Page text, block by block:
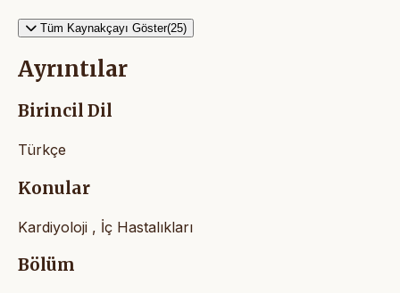
Tüm Kaynakçayı Göster(25)
Ayrıntılar
Birincil Dil
Türkçe
Konular
Kardiyoloji , İç Hastalıkları
Bölüm